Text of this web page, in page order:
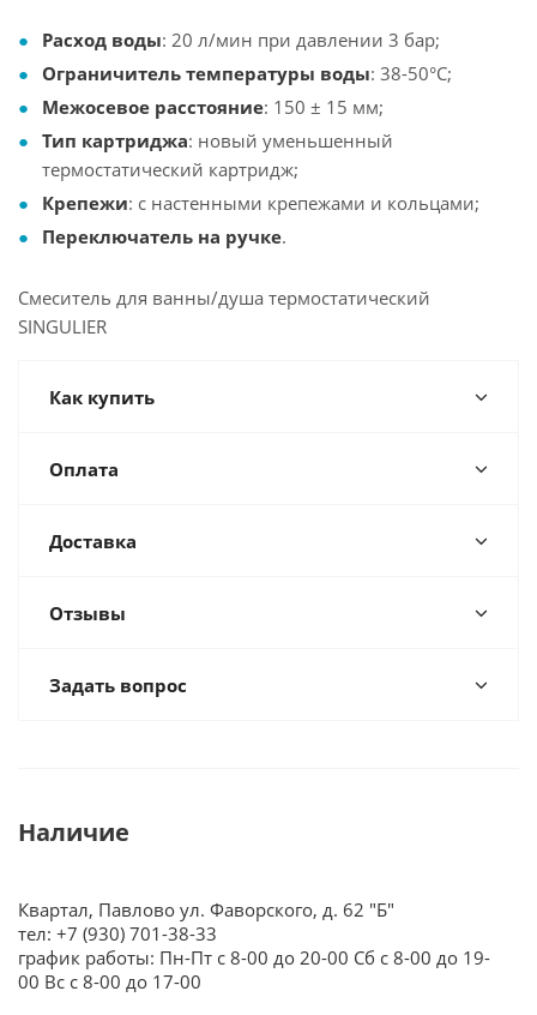
Расход воды: 20 л/мин при давлении 3 бар;
Ограничитель температуры воды: 38-50°С;
Межосевое расстояние: 150 ± 15 мм;
Тип картриджа: новый уменьшенный
термостатический картридж;
Крепежи: с настенными крепежами и кольцами;
Переключатель на ручке.
Смеситель для ванны/душа термостатический
SINGULIER
Как купить
Оплата
Доставка
Отзывы
Задать вопрос
Наличие
Квартал, Павлово ул. Фаворского, д. 62 "Б"
тел: +7 (930) 701-38-33
график работы: Пн-Пт с 8-00 до 20-00 Сб с 8-00 до 19-
00 Вс с 8-00 до 17-00